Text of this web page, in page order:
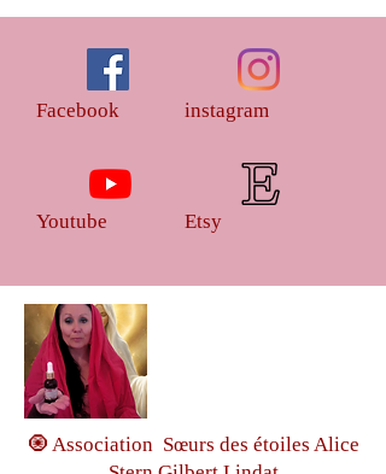
Facebook
Youtube
instagram
Etsy
🧿 Association Sœurs des étoiles Alice